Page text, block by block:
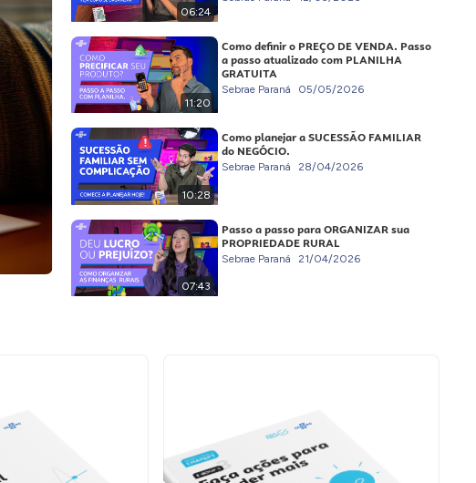
06:24
11:20
Como definir o PREÇO DE VENDA. Passo
a passo atualizado com PLANILHA
GRATUITA
Sebrae Paraná 05/05/2026
10:28
Como planejar a SUCESSÃO FAMILIAR
do NEGÓCIO.
Sebrae Paraná 28/04/2026
07:43
Passo a passo para ORGANIZAR sua
PROPRIEDADE RURAL
Sebrae Paraná 21/04/2026